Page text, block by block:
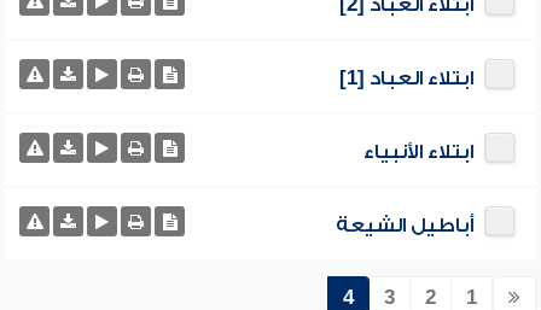
ابتلاء العباد [2]
ابتلاء العباد [1]
ابتلاء الأنبياء
أباطيل الشيعة
1
2
3
4